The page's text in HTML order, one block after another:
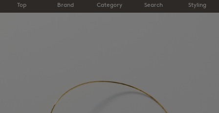
Top Brand Category Search Styling